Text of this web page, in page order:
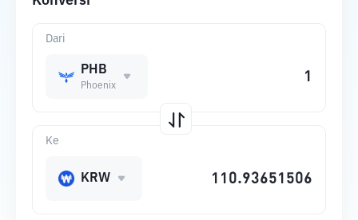
Dari
PHB
Phoenix
Ke
KRW